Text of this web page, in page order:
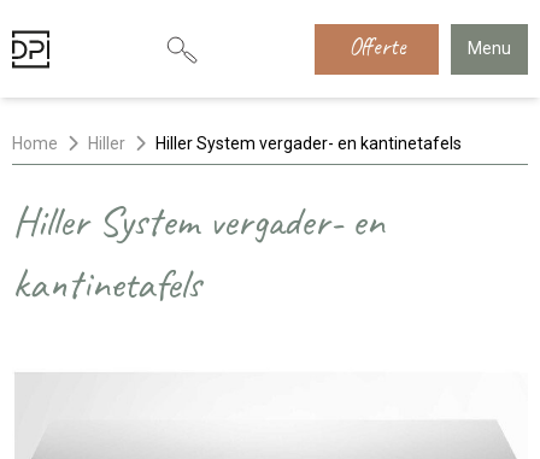
Offerte Menu
Home Hiller Hiller System vergader- en kantinetafels
Hiller System vergader- en
kantinetafels